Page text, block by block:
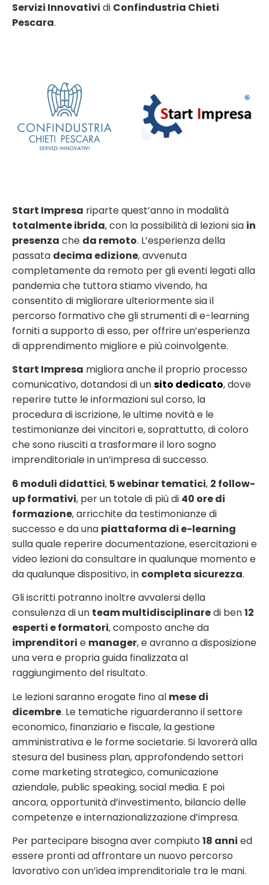
Servizi Innovativi di Confindustria Chieti
Pescara.
Start Impresa riparte quest’anno in modalità
totalmente ibrida, con la possibilità di lezioni sia in
presenza che da remoto. L’esperienza della
passata decima edizione, avvenuta
completamente da remoto per gli eventi legati alla
pandemia che tuttora stiamo vivendo, ha
consentito di migliorare ulteriormente sia il
percorso formativo che gli strumenti di e-learning
forniti a supporto di esso, per offrire un’esperienza
di apprendimento migliore e più coinvolgente.
Start Impresa migliora anche il proprio processo
comunicativo, dotandosi di unsito dedicato, dove
reperire tutte le informazioni sul corso, la
procedura di iscrizione, le ultime novità e le
testimonianze dei vincitori e, soprattutto, di coloro
che sono riusciti a trasformare il loro sogno
imprenditoriale in un’impresa di successo.
6 moduli didattici, 5 webinar tematici, 2 follow-
up formativi, per un totale di più di 40 ore di
formazione, arricchite da testimonianze di
successo e da una piattaforma di e-learning
sulla quale reperire documentazione, esercitazioni e
video lezioni da consultare in qualunque momento e
da qualunque dispositivo, in completa sicurezza.
Gli iscritti potranno inoltre avvalersi della
consulenza di un team multidisciplinaredi ben12
esperti e formatori, composto anche da
imprenditori e manager, e avranno a disposizione
una vera e propria guida finalizzata al
raggiungimento del risultato.
Le lezioni saranno erogate fino al mese di
dicembre. Le tematiche riguarderanno il settore
economico, finanziario e fiscale, la gestione
amministrativa e le forme societarie. Si lavorerà alla
stesura del business plan, approfondendo settori
come marketing strategico, comunicazione
aziendale, public speaking, social media. E poi
ancora, opportunità d’investimento, bilancio delle
competenze e internazionalizzazione d’impresa.
Per partecipare bisogna aver compiuto 18 anni ed
essere pronti ad affrontare un nuovo percorso
lavorativo con un’idea imprenditoriale tra le mani.